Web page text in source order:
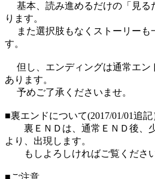
基本、読み進めるだけの「見る
ります。
また選択肢もなくストーリーも
す。
但し、エンディングは通常エン
あります。
予めご了承くださいませ。
■裏エンドについて(2017/01/01追記
裏ＥＮＤは、通常ＥＮＤ後、
より、出現します。
もしよろしければご覧ください
■ご注意